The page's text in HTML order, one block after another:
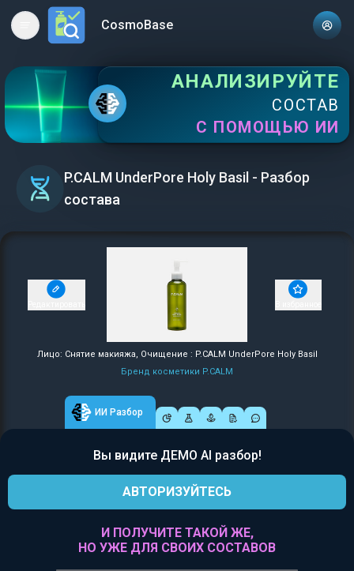
Open main menuCosmoBase
АНАЛИЗИРУЙТЕ
СОСТАВ
С ПОМОЩЬЮ ИИ
P.CALM UnderPore Holy Basil - Разбор
состава
Лицо: Снятие макияжа, Очищение : P.CALM UnderPore Holy Basil
Бренд косметики P.CALM
ИИ Разбор
Вы видите ДЕМО AI разбор!
АВТОРИЗУЙТЕСЬ
И ПОЛУЧИТЕ ТАКОЙ ЖЕ,
НО УЖЕ ДЛЯ СВОИХ СОСТАВОВ